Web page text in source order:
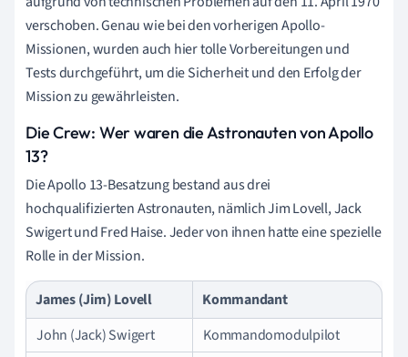
verschoben. Genau wie bei den vorherigen Apollo-
Missionen, wurden auch hier tolle Vorbereitungen und
Tests durchgeführt, um die Sicherheit und den Erfolg der
Mission zu gewährleisten.
Die Crew: Wer waren die Astronauten von Apollo
13?
Die Apollo 13-Besatzung bestand aus drei
hochqualifizierten Astronauten, nämlich Jim Lovell, Jack
Swigert und Fred Haise. Jeder von ihnen hatte eine spezielle
Rolle in der Mission.
James (Jim) Lovell
Kommandant
John (Jack) Swigert
Kommandomodulpilot